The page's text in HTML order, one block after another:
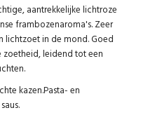
aantrekkelijke lichtroze
frambozenaroma's. Zeer
lichtzoet in de mond. Goed
leidend tot een
kazen.Pasta- en